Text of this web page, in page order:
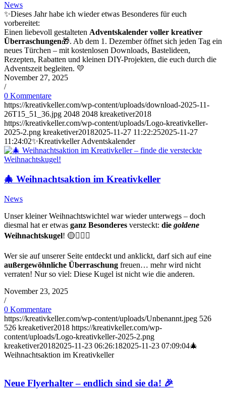
News
✨Dieses Jahr habe ich wieder etwas Besonderes für euch
vorbereitet:
Einen liebevoll gestalteten Adventskalender voller kreativer
Überraschungen🎁. Ab dem 1. Dezember öffnet sich jeden Tag ein
neues Türchen – mit kostenlosen Downloads, Bastelideen,
Rezepten, Rabatten und kleinen DIY-Projekten, die euch durch die
Adventszeit begleiten. 💛
November 27, 2025
/
0 Kommentare
https://kreativkeller.com/wp-content/uploads/download-2025-11-
26T15_51_36.jpg 2048 2048 kreaketiver2018
https://kreativkeller.com/wp-content/uploads/Logo-kreativkeller-
2025-2.png kreaketiver20182025-11-27 11:22:252025-11-27
11:24:02✨Kreativkeller Adventskalender
🎄 Weihnachtsaktion im Kreativkeller
News
Unser kleiner Weihnachtswichtel war wieder unterwegs – doch
diesmal hat er etwas ganz Besonderes versteckt: die goldene
Weihnachtskugel! 🟡🧝‍♂️✨
Wer sie auf unserer Seite entdeckt und anklickt, darf sich auf eine
außergewöhnliche Überraschung freuen… mehr wird nicht
verraten! Nur so viel: Diese Kugel ist nicht wie die anderen.
November 23, 2025
/
0 Kommentare
https://kreativkeller.com/wp-content/uploads/Unbenannt.jpeg 526
526 kreaketiver2018 https://kreativkeller.com/wp-
content/uploads/Logo-kreativkeller-2025-2.png
kreaketiver20182025-11-23 06:26:182025-11-23 07:09:04🎄
Weihnachtsaktion im Kreativkeller
Neue Flyerhalter – endlich sind sie da! 🎉